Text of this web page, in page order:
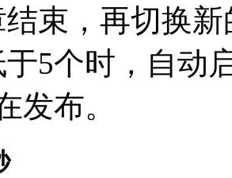
束，再切换
5个时，自动
发布。